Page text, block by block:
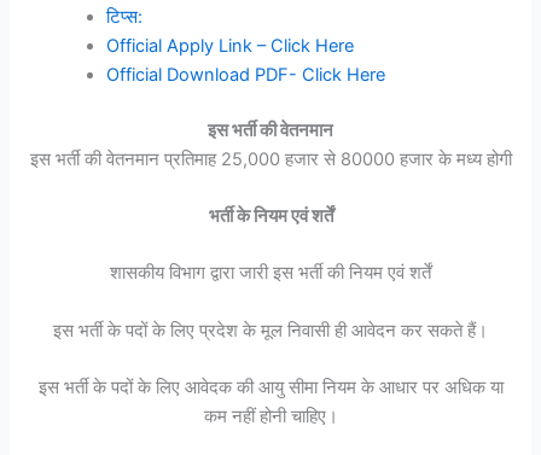
टिप्स:
Official Apply Link – Click Here
Official Download PDF- Click Here
इस भर्ती की वेतनमान
इस भर्ती की वेतनमान प्रतिमाह 25,000 हजार से 80000 हजार के मध्य होगी
भर्ती के नियम एवं शर्तें
शासकीय विभाग द्वारा जारी इस भर्ती की नियम एवं शर्तें
इस भर्ती के पदों के लिए प्रदेश के मूल निवासी ही आवेदन कर सकते हैं।
इस भर्ती के पदों के लिए आवेदक की आयु सीमा नियम के आधार पर अधिक या
कम नहीं होनी चाहिए।